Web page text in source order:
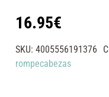
16.95€
SKU:4005556191376
rompecabezas